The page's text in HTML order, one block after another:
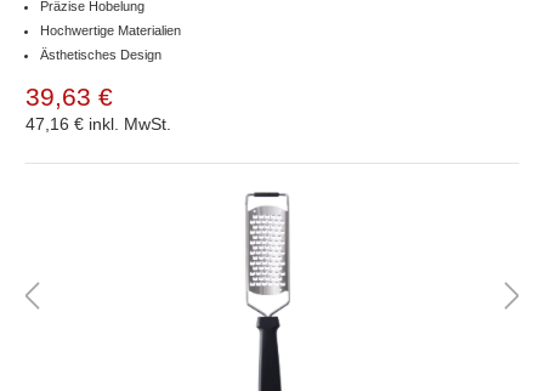
Präzise Hobelung
Hochwertige Materialien
Ästhetisches Design
39,63 €
47,16 € inkl. MwSt.